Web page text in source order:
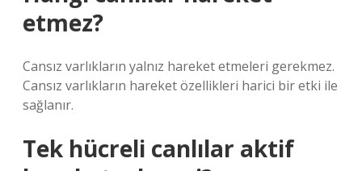
etmez?
Cansız varlıkların yalnız hareket etmeleri gerekmez.
Cansız varlıkların hareket özellikleri harici bir etki ile
sağlanır.
Tek hücreli canlılar aktif